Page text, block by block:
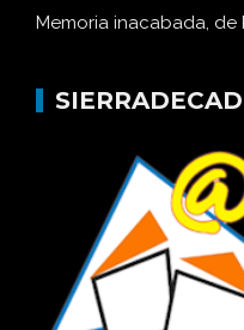
Memoria inacabada, de